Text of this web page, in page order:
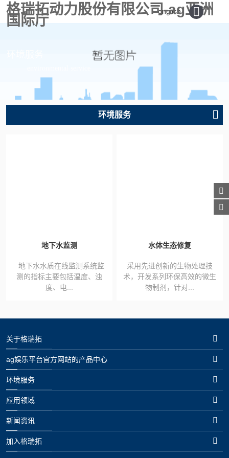
格瑞拓动力股份有限公司-ag亚洲
国际厅
english
环境服务
地下水监测
测的指标主要包括温度、浊
度、电...
水体生态修复
采用先进创新的生物处理技
术，开发系列环保高效的微生
物制剂，针对...
关于格瑞拓
ag娱乐平台官方网站的产品中心
环境服务
应用领域
新闻资讯
加入格瑞拓